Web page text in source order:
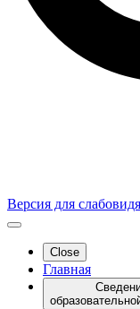
Версия для
Close
Главная